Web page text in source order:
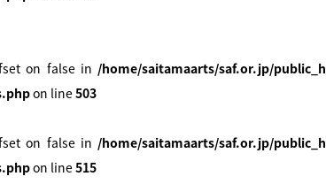
on false in /home/saitamaarts/saf.or.jp/
on line503
on false in /home/saitamaarts/saf.or.jp/
on line515